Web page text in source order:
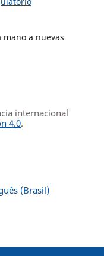
a nuevas
internacional
4.0.
(Brasil)